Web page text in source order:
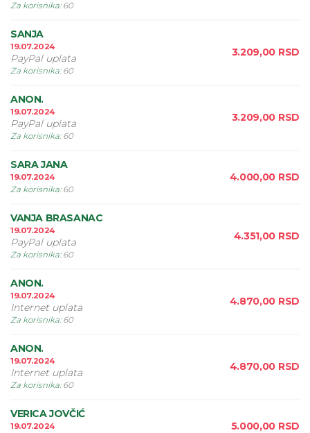
Za korisnika: 60
SANJA
19.07.2024
PayPal uplata
Za korisnika: 60
3.209,00 RSD
ANON.
19.07.2024
PayPal uplata
Za korisnika: 60
3.209,00 RSD
SARA JANA
19.07.2024
Za korisnika: 60
4.000,00 RSD
VANJA BRASANAC
19.07.2024
PayPal uplata
Za korisnika: 60
4.351,00 RSD
ANON.
19.07.2024
Internet uplata
Za korisnika: 60
4.870,00 RSD
ANON.
19.07.2024
Internet uplata
Za korisnika: 60
4.870,00 RSD
VERICA JOVČIĆ
19.07.2024
5.000,00 RSD